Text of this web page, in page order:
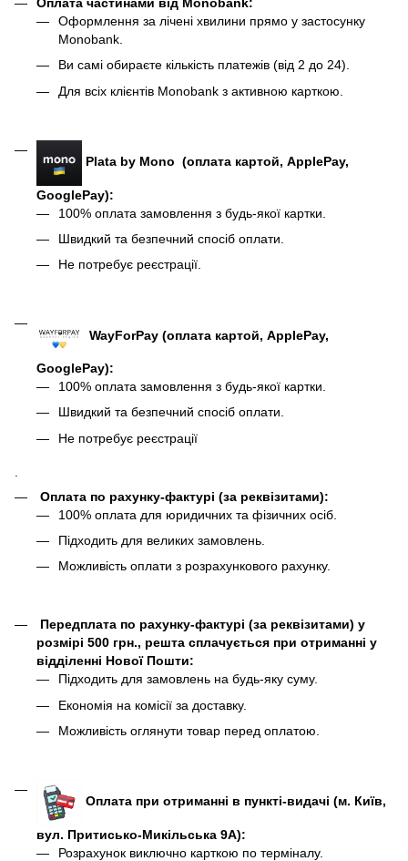
Оформлення за лічені хвилини прямо у застосунку
Monobank.
Ви самі обираєте кількість платежів (від 2 до 24).
Для всіх клієнтів Monobank з активною карткою.
Plata by Mono (оплата картой, ApplePay,
GooglePay):
100% оплата замовлення з будь-якої картки.
Швидкий та безпечний спосіб оплати.
Не потребує реєстрації.
WayForPay (оплата картой, ApplePay,
GooglePay):
100% оплата замовлення з будь-якої картки.
Швидкий та безпечний спосіб оплати.
Не потребує реєстрації
Оплата по рахунку-фактурі (за реквізитами):
100% оплата для юридичних та фізичних осіб.
Підходить для великих замовлень.
Можливість оплати з розрахункового рахунку.
Передплата по рахунку-фактурі (за реквізитами) у
розмірі 500 грн., решта сплачується при отриманні у
відділенні Нової Пошти:
Підходить для замовлень на будь-яку суму.
Економія на комісії за доставку.
Можливість оглянути товар перед оплатою.
Оплата при отриманні в пункті-видачі (м. Київ,
вул. Притисько-Микільська 9А):
Розрахунок виключно карткою по терміналу.